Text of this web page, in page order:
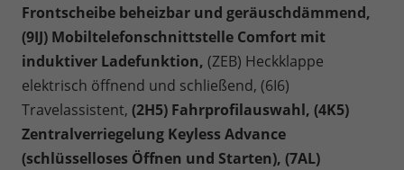
Frontscheibe beheizbar und geräuschdämmend,
(9IJ) Mobiltelefonschnittstelle Comfort mit
induktiver Ladefunktion, (ZEB) Heckklappe
elektrisch öffnend und schließend, (6I6)
Travelassistent, (2H5) Fahrprofilauswahl, (4K5)
Zentralverriegelung Keyless Advance
(schlüsselloses Öffnen und Starten), (7AL)